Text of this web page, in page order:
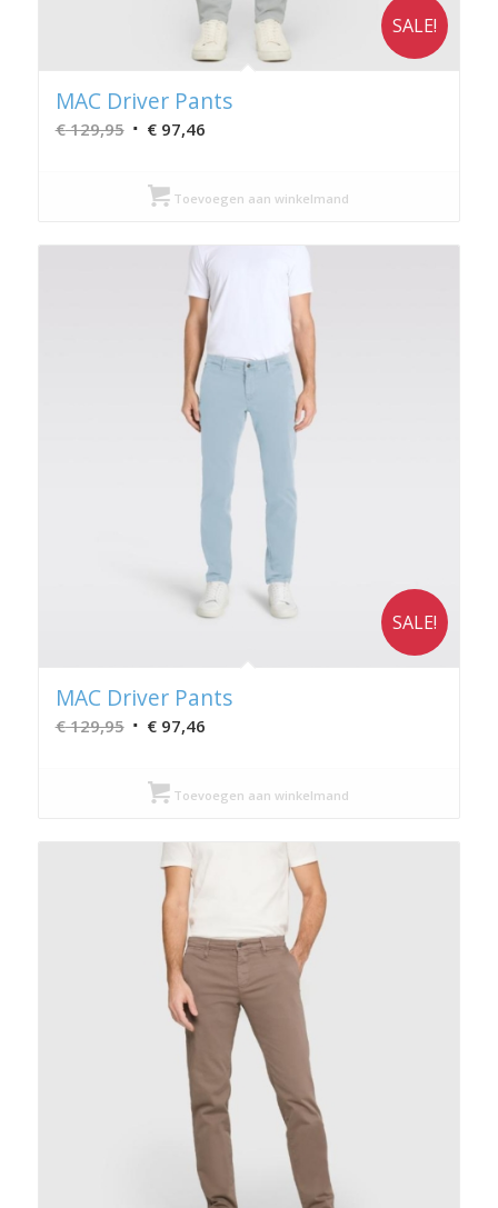
SALE!
MAC Driver Pants
€129,95 Oorspronkelijke
was:
€ 129,95.
€97,46Huidige
€ 97,46.
Toevoegen aan winkelmand
SALE!
MAC Driver Pants
€129,95 Oorspronkelijke
was:
€ 129,95.
€97,46Huidige
€ 97,46.
Toevoegen aan winkelmand